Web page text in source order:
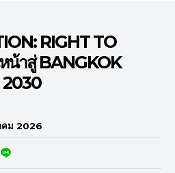
RIGHT TO
น้าสู่ BANGKOK
คม 2026